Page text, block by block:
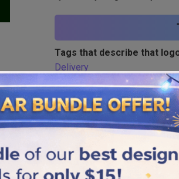
Tags that describe that
Delivery
Similar logos